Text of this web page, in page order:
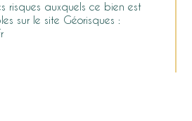
risques auxquels ce bien est
sur le site Géorisques :